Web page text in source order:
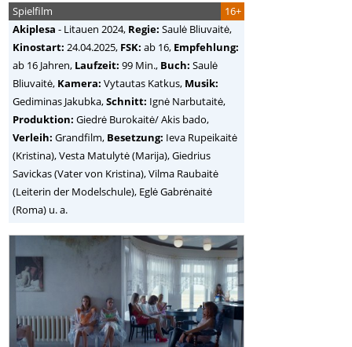
16+
Spielfilm
Akiplesa - Litauen 2024, Regie: Saulė Bliuvaitė,
Kinostart: 24.04.2025, FSK: ab 16, Empfehlung:
ab 16 Jahren, Laufzeit: 99 Min., Buch: Saulė
Bliuvaitė, Kamera: Vytautas Katkus, Musik:
Gediminas Jakubka,Schnitt: Ignė Narbutaitė,
Produktion: Giedrė Burokaitė/ Akis bado,
Verleih: Grandfilm, Besetzung: Ieva Rupeikaitė
(Kristina), Vesta Matulytė (Marija), Giedrius
Savickas (Vater von Kristina), Vilma Raubaitė
(Leiterin der Modelschule), Eglė Gabrėnaitė
(Roma) u. a.